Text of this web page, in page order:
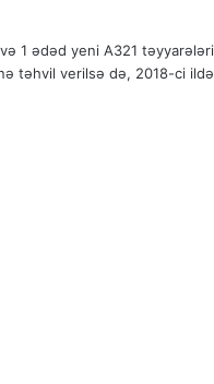
1 ədəd yeni A321 təyyarələri
təhvil verilsə də, 2018-ci ildə